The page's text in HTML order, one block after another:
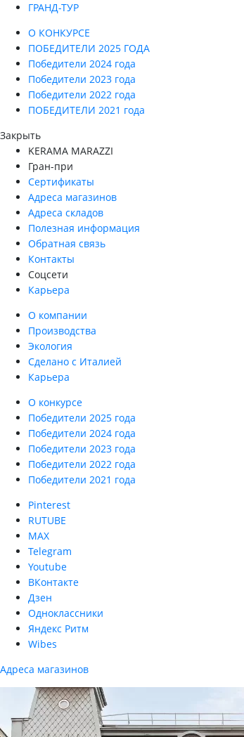
ГРАНД-ТУР
О КОНКУРСЕ
ПОБЕДИТЕЛИ 2025 ГОДА
Победители 2024 года
Победители 2023 года
Победители 2022 года
ПОБЕДИТЕЛИ 2021 года
Закрыть
KERAMA MARAZZI
Гран-при
Сертификаты
Адреса магазинов
Адреса складов
Полезная информация
Обратная связь
Контакты
Соцсети
Карьера
О компании
Производства
Экология
Сделано с Италией
Карьера
О конкурсе
Победители 2025 года
Победители 2024 года
Победители 2023 года
Победители 2022 года
Победители 2021 года
Pinterest
RUTUBE
MAX
Telegram
Youtube
ВКонтакте
Дзен
Одноклассники
Яндекс Ритм
Wibes
Адреса магазинов